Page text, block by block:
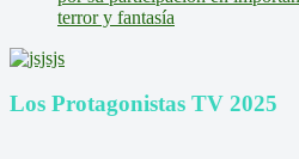
terror y fantasía
Los Protagonistas TV 2025